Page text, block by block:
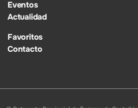
Eventos
Actualidad
Favoritos
Contacto